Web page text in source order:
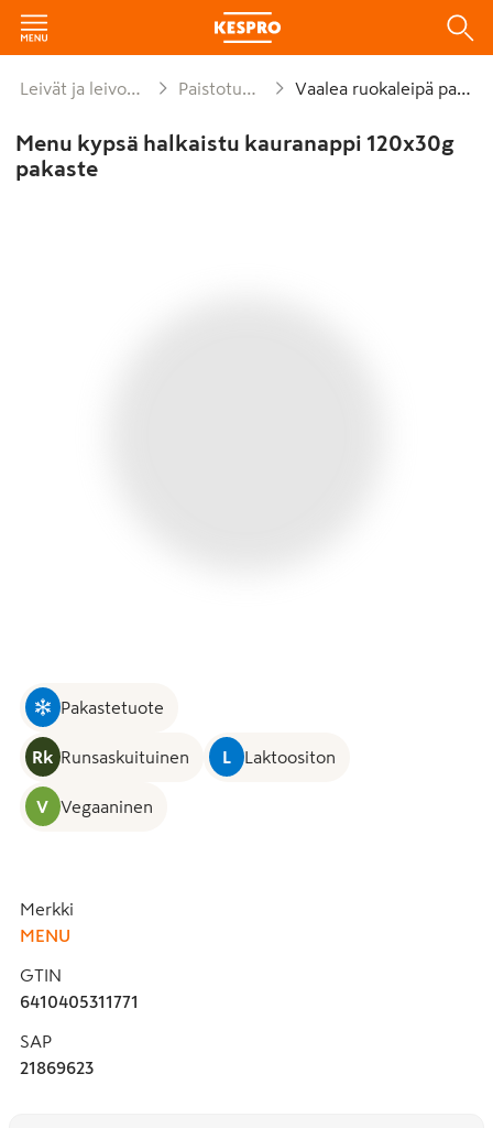
Leivät ja leivonnaiset Paistotuotteet Vaalea ruokaleipä paisto
Menu kypsä halkaistu kauranappi 120x30g
pakaste
Pakastetuote
Rk Runsaskuituinen L Laktoositon
V Vegaaninen
Merkki
MENU
GTIN
6410405311771
SAP
21869623